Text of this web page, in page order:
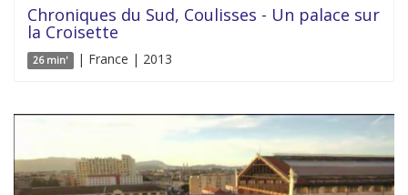
Chroniques du Sud, Coulisses - Un palace sur
la Croisette
26 min' | France | 2013